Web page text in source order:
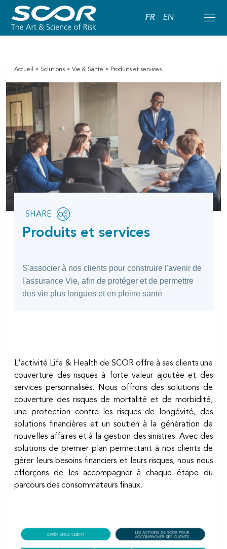
FR EN
Accueil Solutions Vie & Santé Produits et services
Produits et services
S'associer à nos clients pour construire l'avenir de
l'assurance Vie, afin de protéger et de permettre
des vie plus longues et en pleine santé
Share
page
SHARE
OPEN
SOCIAL
SHARING
L'activité Life & Health de SCOR offre à ses clients une
couverture des risques à forte valeur ajoutée et des
services personnalisés. Nous offrons des solutions de
couverture des risques de mortalité et de morbidité,
une protection contre les risques de longévité, des
solutions financières et un soutien à la génération de
nouvelles affaires et à la gestion des sinistres. Avec des
solutions de premier plan permettant à nos clients de
gérer leurs besoins financiers et leurs risques, nous nous
efforçons de les accompagner à chaque étape du
parcours des consommateurs finaux.